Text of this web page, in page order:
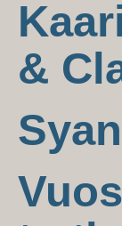
&